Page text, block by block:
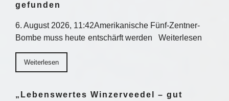
gefunden
6. August 2026, 11:42Amerikanische Fünf-Zentner-
Bombe muss heute entschärft werden Weiterlesen
Weiterlesen
„Lebenswertes Winzerveedel – gut